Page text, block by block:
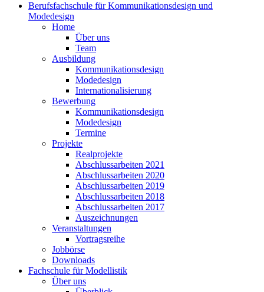
Berufsfachschule für Kommunikationsdesign und
Modedesign
Home
Über uns
Team
Ausbildung
Kommunikationsdesign
Modedesign
Internationalisierung
Bewerbung
Kommunikationsdesign
Modedesign
Termine
Projekte
Realprojekte
Abschlussarbeiten 2021
Abschlussarbeiten 2020
Abschlussarbeiten 2019
Abschlussarbeiten 2018
Abschlussarbeiten 2017
Auszeichnungen
Veranstaltungen
Vortragsreihe
Jobbörse
Downloads
Fachschule für Modellistik
Über uns